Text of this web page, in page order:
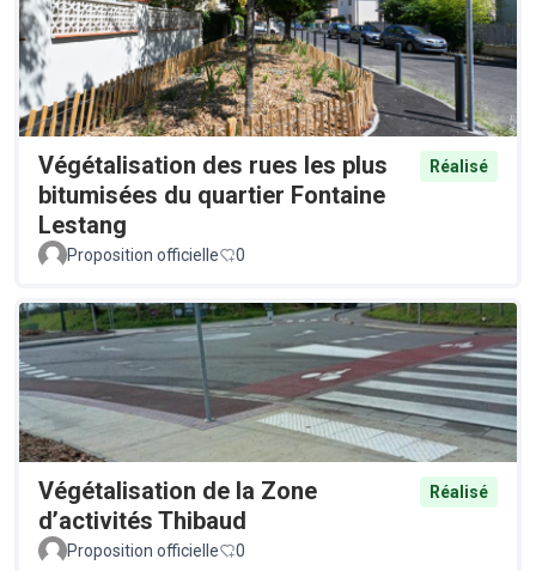
Végétalisation des rues les plus
bitumisées du quartier Fontaine
Lestang
Réalisé
Proposition officielle 0
Végétalisation de la Zone
d’activités Thibaud
Réalisé
Proposition officielle 0